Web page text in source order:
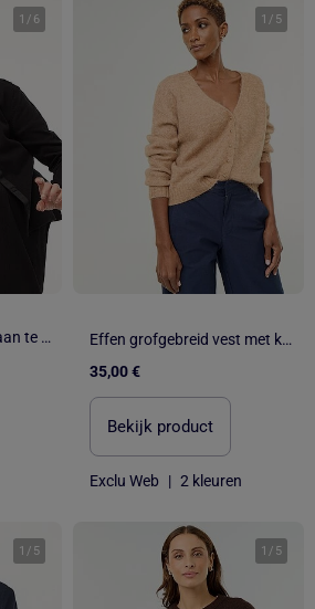
1 / 6
Basic vest - makkelijk aan te trekken collectie
1 / 5
Effen grofgebreid vest met knopen
35,00 €
Bekijk product
Exclu Web | 2 kleuren
1 / 5 1 / 5